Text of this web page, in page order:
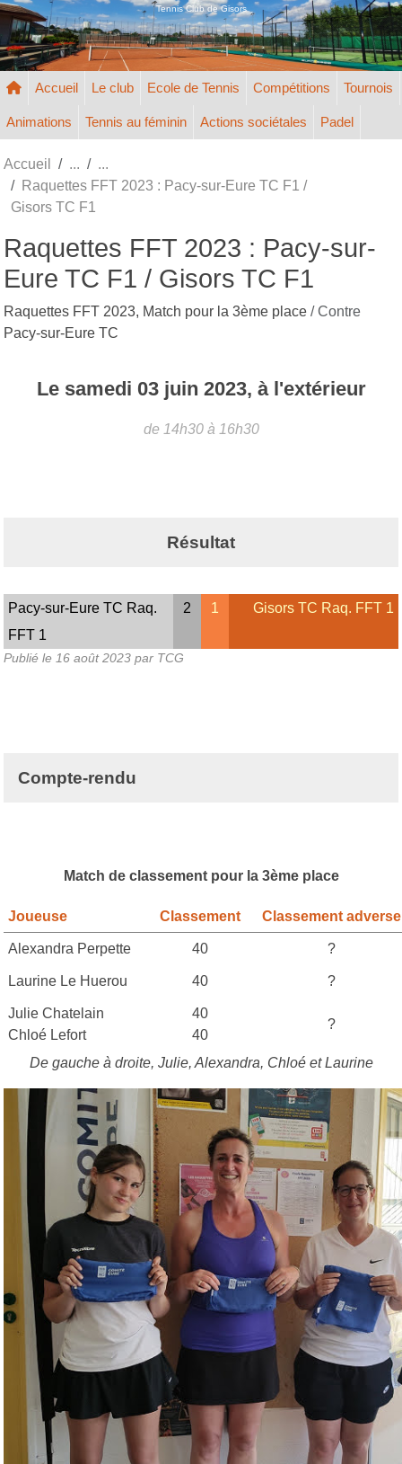
Tennis Club de Gisors
Accueil Le club Ecole de Tennis Compétitions Tournois
Animations Tennis au féminin Actions sociétales Padel
Accueil
Raquettes FFT 2023 : Pacy-sur-Eure TC F1 /
Gisors TC F1
Raquettes FFT 2023 : Pacy-sur-
Eure TC F1 / Gisors TC F1
Raquettes FFT 2023, Match pour la 3ème place / Contre
Pacy-sur-Eure TC
Le samedi 03 juin 2023, à l'extérieur
de 14h30 à 16h30
Résultat
Pacy-sur-Eure TC Raq.
FFT 1
2 1 Gisors TC Raq. FFT 1
Publié le 16 août 2023 par TCG
Compte-rendu
Match de classement pour la 3ème place
Joueuse Classement Classement adverse
Alexandra Perpette 40 ?
Laurine Le Huerou 40 ?
Julie Chatelain
Chloé Lefort
40
40
?
De gauche à droite, Julie, Alexandra, Chloé et Laurine
Panneau de gestion des cookies